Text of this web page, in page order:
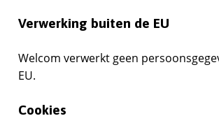
Verwerking buiten de EU
Welcom verwerkt geen
EU.
Cookies